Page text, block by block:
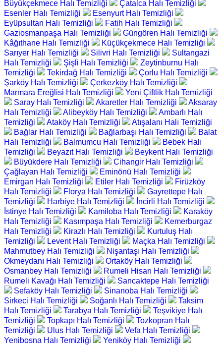
Büyükçekmece Halı Temizliği
Çatalca Halı Temizliği
Esenler Halı Temizliği
Esenyurt Halı Temizliği
Eyüpsultan Halı Temizliği
Fatih Halı Temizliği
Gaziosmanpaşa Halı Temizliği
Güngören Halı Temizliği
Kâğıthane Halı Temizliği
Küçükçekmece Halı Temizliği
Sarıyer Halı Temizliği
Silivri Halı Temizliği
Sultangazi
Halı Temizliği
Şişli Halı Temizliği
Zeytinburnu Halı
Temizliği
Tekirdağ Halı Temizliği
Çorlu Halı Temizliği
Şarköy Halı Temizliği
Çerkezköy Halı Temizliği
Marmara Ereğlisi Halı Temizliği
Yeni Çiftlik Halı Temizliği
Saray Halı Temizliği
Akaretler Halı Temizliği
Aksaray
Halı Temizliği
Alibeyköy Halı Temizliği
Ambarlı Halı
Temizliği
Ataköy Halı Temizliği
Atışalanı Halı Temizliği
Bağlar Halı Temizliği
Bağlarbaşı Halı Temizliği
Balat
Halı Temizliği
Balmumcu Halı Temizliği
Bebek Halı
Temizliği
Beyazıt Halı Temizliği
Beykent Halı Temizliği
Büyükdere Halı Temizliği
Cihangir Halı Temizliği
Çağlayan Halı Temizliği
Eminönü Halı Temizliği
Emirgan Halı Temizliği
Etiler Halı Temizliği
Firüzköy
Halı Temizliği
Florya Halı Temizliği
Gayrettepe Halı
Temizliği
Harbiye Halı Temizliği
İncirli Halı Temizliği
İstinye Halı Temizliği
Kamiloba Halı Temizliği
Karaköy
Halı Temizliği
Kasımpaşa Halı Temizliği
Kemerburgaz
Halı Temizliği
Kirazlı Halı Temizliği
Kurtuluş Halı
Temizliği
Levent Halı Temizliği
Maçka Halı Temizliği
Mahmutbey Halı Temizliği
Nişantaşı Halı Temizliği
Okmeydanı Halı Temizliği
Ortaköy Halı Temizliği
Osmanbey Halı Temizliği
Rumeli Hisarı Halı Temizliği
Rumeli Kavağı Halı Temizliği
Sancaktepe Halı Temizliği
Sefaköy Halı Temizliği
Sinanoba Halı Temizliği
Sirkeci Halı Temizliği
Soğanlı Halı Temizliği
Taksim
Halı Temizliği
Tarabya Halı Temizliği
Teşvikiye Halı
Temizliği
Topkapı Halı Temizliği
Tozkopran Halı
Temizliği
Ulus Halı Temizliği
Vefa Halı Temizliği
Yenibosna Halı Temizliği
Yeniköy Halı Temizliği